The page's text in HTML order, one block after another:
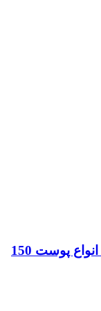
سافت واش ضد قارچ دئودراگ مناسب انواع پوست 150